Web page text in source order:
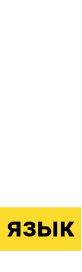
язык